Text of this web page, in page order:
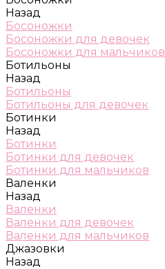
Назад
Босоножки
Босоножки для девочек
Босоножки для мальчиков
Ботильоны
Назад
Ботильоны
Ботильоны для девочек
Ботинки
Назад
Ботинки
Ботинки для девочек
Ботинки для мальчиков
Валенки
Назад
Валенки
Валенки для девочек
Валенки для мальчиков
Джазовки
Назад